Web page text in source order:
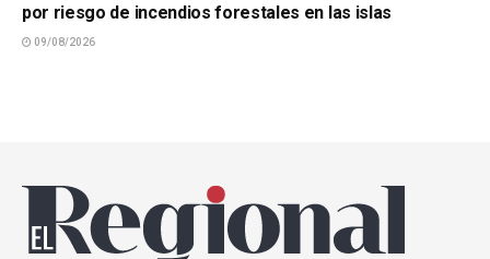
por riesgo de incendios forestales en las islas
09/08/2026